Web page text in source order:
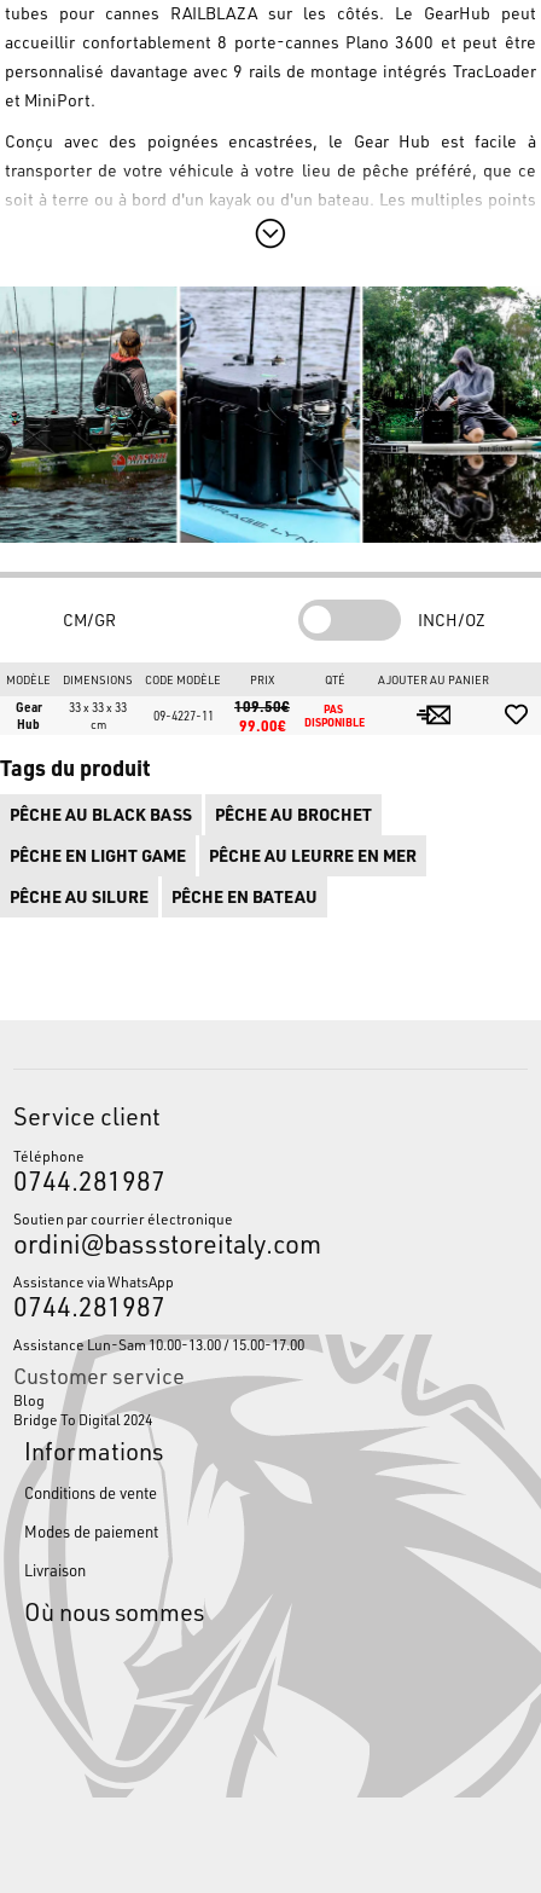
tubes pour cannes RAILBLAZA sur les côtés. Le GearHub peut
accueillir confortablement 8 porte-cannes Plano 3600 et peut être
personnalisé davantage avec 9 rails de montage intégrés TracLoader
et MiniPort.
Conçu avec des poignées encastrées, le Gear Hub est facile à
transporter de votre véhicule à votre lieu de pêche préféré, que ce
soit à terre ou à bord d'un kayak ou d'un bateau. Les multiples points
de fixation garantissent que le Gear Hub reste bien en place, tandis
que le couvercle solide protège non seulement votre équipement,
mais offre également un siège confortable.
NB : les accessoires présentés sur la photo ne sont pas inclus.
CM/GR INCH/OZ
MODÈLE DIMENSIONS CODE MODÈLE PRIX QTÉ AJOUTER AU PANIER
Gear
Hub
33 x 33 x 33
cm
09-4227-11
109.50€
99.00€
PAS
DISPONIBLE
Tags du produit
PÊCHE AU BLACK BASS
PÊCHE AU BROCHET
PÊCHE EN LIGHT GAME
PÊCHE AU LEURRE EN MER
PÊCHE AU SILURE
PÊCHE EN BATEAU
Service client
Téléphone
0744.281987
Soutien par courrier électronique
ordini@bassstoreitaly.com
Assistance via WhatsApp
0744.281987
Assistance Lun-Sam 10.00-13.00 / 15.00-17.00
Customer service
Blog
Bridge To Digital 2024
Informations
Conditions de vente
Modes de paiement
Livraison
Où nous sommes